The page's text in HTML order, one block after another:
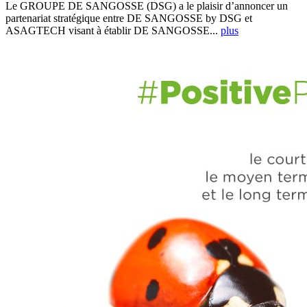
Le GROUPE DE SANGOSSE (DSG) a le plaisir d’annoncer un
partenariat stratégique entre DE SANGOSSE by DSG et
ASAGTECH visant à établir DE SANGOSSE... plus